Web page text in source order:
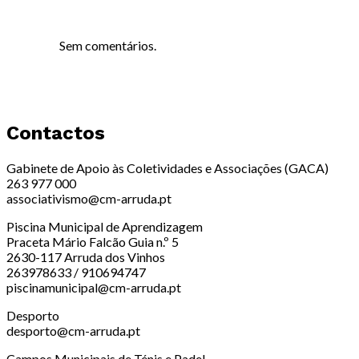
Sem comentários.
Contactos
Gabinete de Apoio às Coletividades e Associações (GACA)
263 977 000
associativismo@cm-arruda.pt
Piscina Municipal de Aprendizagem
Praceta Mário Falcão Guia n.º 5
2630-117 Arruda dos Vinhos
263978633 / 910694747
piscinamunicipal@cm-arruda.pt
Desporto
desporto@cm-arruda.pt